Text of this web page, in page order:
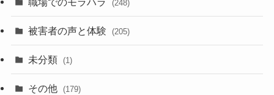
(248)
被害者の声と体験 (205)
未分類 (1)
その他 (179)